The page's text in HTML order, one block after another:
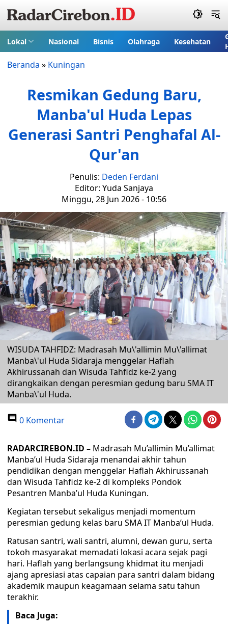
Lokal Nasional Bisnis Olahraga Kesehatan
Beranda » Kuningan
Resmikan Gedung Baru,
Manba'ul Huda Lepas
Generasi Santri Penghafal Al-
Qur'an
Penulis: Deden Ferdani
Editor: Yuda Sanjaya
Minggu, 28 Jun 2026 - 10:56
WISUDA TAHFIDZ: Madrasah Mu\'allimin Mu\'allimat
Manba\'ul Huda Sidaraja menggelar Haflah
Akhirussanah dan Wisuda Tahfidz ke-2 yang
dirangkaikan dengan peresmian gedung baru SMA IT
Manba\'ul Huda.
0 Komentar
RADARCIREBON.ID – Madrasah Mu’allimin Mu’allimat
Manba’ul Huda Sidaraja menandai akhir tahun
pendidikan dengan menggelar Haflah Akhirussanah
dan Wisuda Tahfidz ke-2 di kompleks Pondok
Pesantren Manba’ul Huda Kuningan.
Kegiatan tersebut sekaligus menjadi momentum
peresmian gedung kelas baru SMA IT Manba’ul Huda.
Ratusan santri, wali santri, alumni, dewan guru, serta
tokoh masyarakat memadati lokasi acara sejak pagi
hari. Haflah yang berlangsung khidmat itu menjadi
ajang apresiasi atas capaian para santri dalam bidang
akademik maupun keagamaan selama satu tahun
terakhir.
Baca Juga: